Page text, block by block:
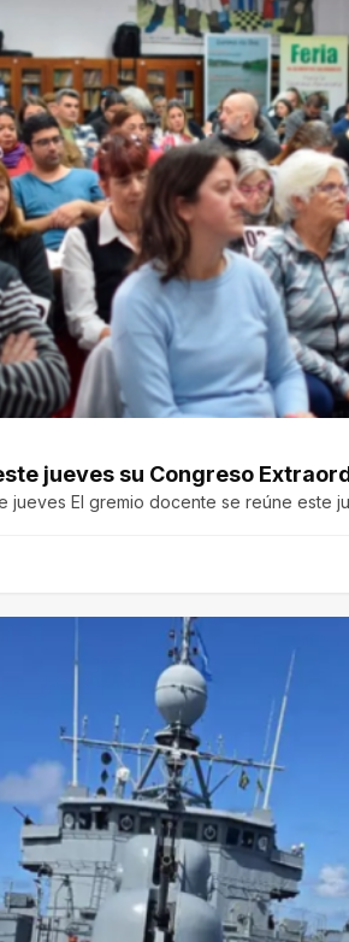
jueves su Congreso
jueves El gremio docente se reúne este